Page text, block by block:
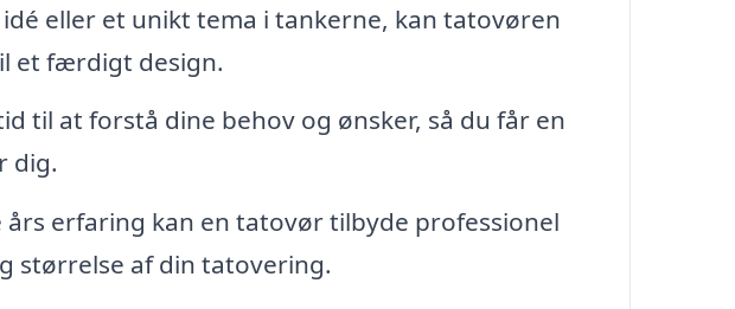
eller et unikt tema i tankerne, kan tatovøren
et færdigt design.
til at forstå dine behov og ønsker, så du får en
dig.
års erfaring kan en tatovør tilbyde professionel
størrelse af din tatovering.